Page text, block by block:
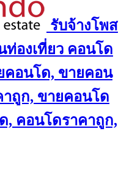
รับจ้างโพส
ท่องเที่ยว คอนโด
คอนโด, ขายคอน
ถูก, ขายคอนโด
, คอนโดราคาถูก,